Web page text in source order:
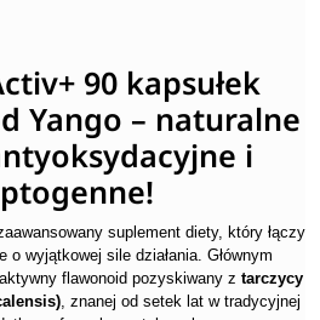
90 kapsułek
Yango – naturalne
i
suplement diety, który łączy
wyjątkowej sile działania. Głównym
flawonoid pozyskiwany z tarczycy
, znanej od setek lat w tradycyjnej